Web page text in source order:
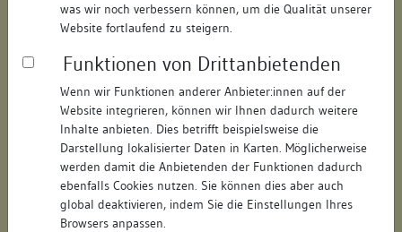
was wir noch verbessern können, um die Qualität unserer
Website fortlaufend zu steigern.
Funktionen von Drittanbietenden
Wenn wir Funktionen anderer Anbieter:innen auf der
Website integrieren, können wir Ihnen dadurch weitere
Inhalte anbieten. Dies betrifft beispielsweise die
Darstellung lokalisierter Daten in Karten. Möglicherweise
werden damit die Anbietenden der Funktionen dadurch
ebenfalls Cookies nutzen. Sie können dies aber auch
global deaktivieren, indem Sie die Einstellungen Ihres
Browsers anpassen.
Straße: Frauenstraße
Hausnummer: 127
Postleitzahl: 89073
Stadt-Teilort: Ulm
Regierungsbezirk: Tübingen
Ulm (Stadtkreis)